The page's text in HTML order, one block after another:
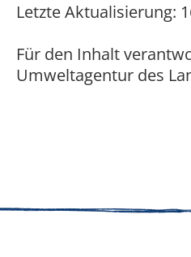
Letzte Aktualisierung:
Für den Inhalt
Umweltagentur des